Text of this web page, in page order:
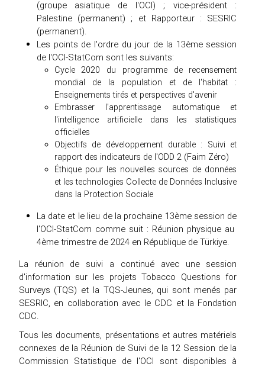
(groupe asiatique de l'OCI) ; vice-président :
Palestine (permanent) ; et Rapporteur : SESRIC
(permanent).
Les points de l'ordre du jour de la 13ème session
de l'OCI-StatCom sont les suivants:
Cycle 2020 du programme de recensement
mondial de la population et de l'habitat :
Enseignements tirés et perspectives d'avenir
Embrasser l'apprentissage automatique et
l'intelligence artificielle dans les statistiques
officielles
Objectifs de développement durable : Suivi et
rapport des indicateurs de l'ODD 2 (Faim Zéro)
Éthique pour les nouvelles sources de données
et les technologies Collecte de Données Inclusive
dans la Protection Sociale
La date et le lieu de la prochaine 13ème session de
l'OCI-StatCom comme suit : Réunion physique au
4ème trimestre de 2024 en République de Türkiye.
La réunion de suivi a continué avec une session
d'information sur les projets Tobacco Questions for
Surveys (TQS) et la TQS-Jeunes, qui sont menés par
SESRIC, en collaboration avec le CDC et la Fondation
CDC.
Tous les documents, présentations et autres matériels
connexes de la Réunion de Suivi de la 12 Session de la
Commission Statistique de l'OCI sont disponibles à